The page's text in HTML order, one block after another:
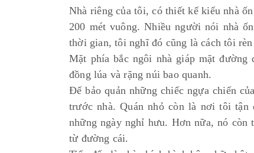
Nhà riêng của tôi, có thiết kế kiểu nhà
200 mét vuông. Nhiều người nói nhà
thời gian, tôi nghĩ đó cũng là cách tôi
Mặt phía bắc ngôi nhà giáp mặt
đồng lúa và rặng núi bao quanh.
Để bảo quản những chiếc ngựa chiến
trước nhà. Quán nhỏ còn là nơi tôi tận
những ngày nghỉ hưu. Hơn nữa, nó
từ đường cái.